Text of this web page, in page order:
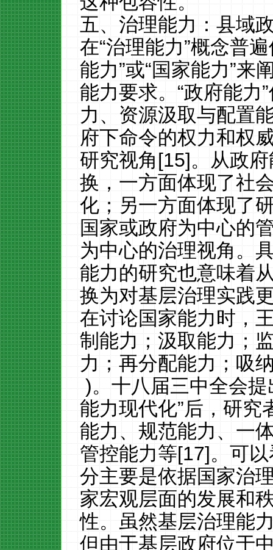
五、治理能力：县域
在“治理能力”概念普
能力”或“国家能力”来
能力要求。“政府能力
力、资源汲取与配置
府下命令的权力和权
研究视角[15]。从政
换，一方面体现了社
化；另一方面体现了
国家或政府为中心的
为中心的治理视角。
能力的研究也意味着
换为对基层治理实践
在讨论国家能力时，
制能力；汲取能力；
力；再分配能力；吸
)。十八届三中全会提
能力现代化”后，研究
能力、规范能力、一
管控能力等[17]。可
分主要是依据国家治
家宏观层面的发展和
性。虽然基层治理能
但由于基层政府位于